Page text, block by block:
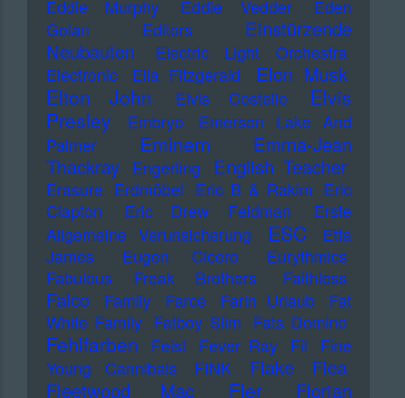
Eddie Murphy Eddie Vedder
Eden
Golan
Editors
Einstürzende
Neubauten
Electric Light Orchestra
Electronic
Ella Fitzgerald Elon Musk
Elton John Elvis Costello
Elvis
Presley
Embryo
Emerson Lake And
Palmer
Eminem
Emma-Jean
Thackray
Engerling English Teacher
Erasure Erdmöbel Eric B & Rakim Eric
Clapton
Eric Drew Feldman
Erste
Allgemeine Verunsicherung
ESC
Etta
James
Eugen Cicero
Eurythmics
Fabulous Freak Brothers
Faithless
Falco Family Farce Farin Urlaub
Fat
White Family Fatboy Slim Fats Domino
Fehlfarben Feist Fever Ray Fil
Fine
Young Cannibals
FINK Flake
Flea
Fleetwood Mac
Fler
Florian